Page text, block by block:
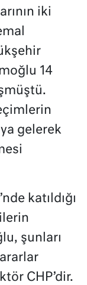
iki
14
gelerek
katıldığı
şunları
CHP’dir.